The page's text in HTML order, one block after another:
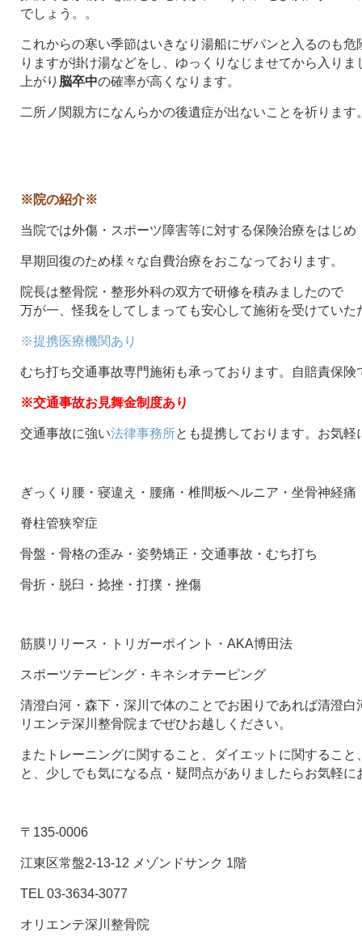
でしょう。。
これからの寒い季節はいきなり湯船にザパンと入るのも危
りますが掛け湯などをし、ゆっくりなじませてから入り
上がり 脳卒中の確率が高くなります。
二所ノ関親方になんらかの後遺症が出ないことを祈ります
※院の紹介※
当院では外傷・スポーツ障害等に対する保険治療をはじめ
早期回復のため様々な自費治療をおこなっております。
院長は整骨院・整形外科の双方で研修を積みましたので
万が一、怪我をしてしまっても安心して施術を受けていた
※提携医療機関あり
むち打ち交通事故専門施術も承っております。自賠責保険
※交通事故お見舞金制度あり
交通事故に強い法律事務所とも提携しております。お気軽
ぎっくり腰・寝違え・腰痛・椎間板ヘルニア・坐骨神経痛
脊柱管狭窄症
骨盤・骨格の歪み・姿勢矯正・交通事故・むち打ち
骨折・脱臼・捻挫・打撲・挫傷
筋膜リリース・トリガーポイント・AKA博田法
スポーツテーピング・キネシオテーピング
清澄白河・森下・深川で体のことでお困りであれば清澄
リエンテ深川整骨院までぜひお越しください。
またトレーニングに関すること、ダイエットに関するこ
と、少しでも気になる点・疑問点がありましたらお気軽に
〒135-0006
江東区常盤2-13-12 メゾンドサンク 1階
TEL 03-3634-3077
オリエンテ深川整骨院